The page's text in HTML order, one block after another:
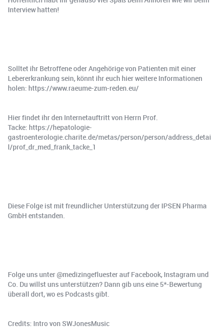
Interview hatten!
Solltet ihr Betroffene oder Angehörige von Patienten mit einer
Lebererkrankung sein, könnt ihr euch hier weitere Informationen
holen: https://www.raeume-zum-reden.eu/
Hier findet ihr den Internetauftritt von Herrn Prof.
Tacke: https://hepatologie-
gastroenterologie.charite.de/metas/person/person/address_detai
l/prof_dr_med_frank_tacke_1
Diese Folge ist mit freundlicher Unterstützung der IPSEN Pharma
GmbH entstanden.
Folge uns unter @medizingefluester auf Facebook, Instagram und
Co. Du willst uns unterstützen? Dann gib uns eine 5*-Bewertung
überall dort, wo es Podcasts gibt.
Credits: Intro von SWJonesMusic